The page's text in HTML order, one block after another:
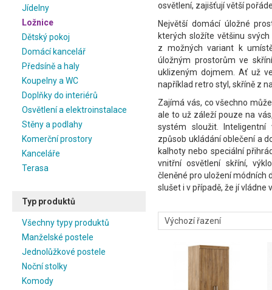
Jídelny
Ložnice
Dětský pokoj
Domácí kancelář
Předsíně a haly
Koupelny a WC
Doplňky do interiérů
Osvětlení a elektroinstalace
Stěny a podlahy
Komerční prostory
Kanceláře
Terasa
Typ produktů
Všechny typy produktů
Manželské postele
Jednolůžkové postele
Noční stolky
Komody
osvětlení, zajišťují větší
Největší domácí úložné
kterých složíte většinu
z možných variant k
úložným prostorům ve
uklizeným dojmem. Ať už
například retro styl, skříně z
Zajímá vás, co všechno
ale to už záleží pouze na
systém sloužit.
způsob ukládání oblečení a
kalhoty nebo speciální
vnitřní osvětlení skříní,
členěné pro uložení módních
slušet i v případě, že jí vládne